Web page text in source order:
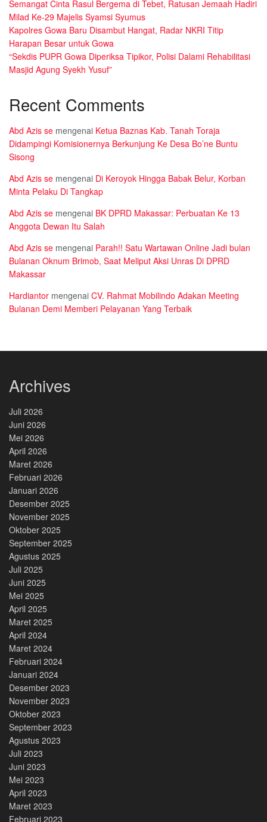
Semangat Cinta Rasul Bergema di Tebet, Ratusan Jemaah Hadiri
Milad Ke-29 Majelis Syamsi Syumus
Kapolres Gowa Baru Disambut Hangat, Radar NKRI Titip
Harapan Besar untuk Gowa
“Sekdis PUPR Gowa Diperiksa Tipikor, Polisi Dalami Rehabilitasi
Masjid Agung Syekh Yusuf”
Recent Comments
Abd Azis se mengenai Ketua Baznas Kab. Tanah Toraja
Didampingi Komisionernya Berkunjung Ke Desa Bo’ne Buntu
Sisong
Abd Azis se mengenai Di Keroyok Hingga Babak Belur, Korban
Minta Pelaku Di Tangkap
Abd Azis se mengenai BK DPRD Makassar: Perbuatan Ke 13
Anggota Dewan Itu Salah
Abd Azis se mengenai Parah!! Satu Wartawan Online Jadi bulan
Bulanan Oknum Brimob, Saat Meliput Aksi Unras Di DPRD
Makassar
Hardiantor mengenai CV. Rahmat Mobilindo Adakan Meeting
Bulanan Demi Memberi Pelayanan Yang Terbaik
Archives
Juli 2026
Juni 2026
Mei 2026
April 2026
Maret 2026
Februari 2026
Januari 2026
Desember 2025
November 2025
Oktober 2025
September 2025
Agustus 2025
Juli 2025
Juni 2025
Mei 2025
April 2025
Maret 2025
April 2024
Maret 2024
Februari 2024
Januari 2024
Desember 2023
November 2023
Oktober 2023
September 2023
Agustus 2023
Juli 2023
Juni 2023
Mei 2023
April 2023
Maret 2023
Februari 2023